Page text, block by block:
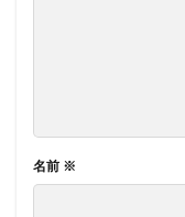
名前 ※